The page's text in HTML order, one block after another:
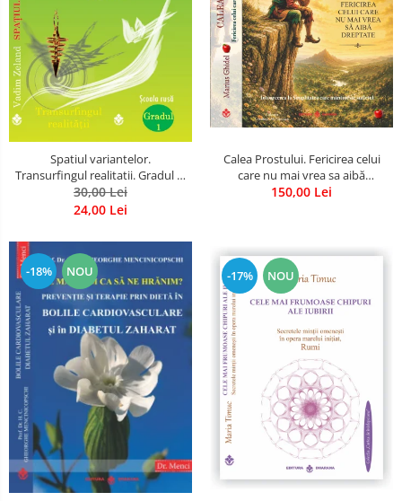
Spatiul variantelor.
Transurfingul realitatii. Gradul 1.
Cum sa ne dezvoltam intuitia si
sa ne alegem soarta
30,00 Lei
24,00 Lei
Calea Prostului. Fericirea celui
care nu mai vrea sa aibă
dreptate - Intoarcerea la
150,00 Lei
-18% NOU -17% NOU